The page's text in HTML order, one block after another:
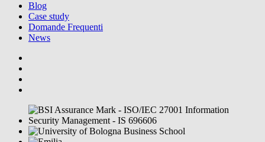
Blog
Case study
Domande Frequenti
News